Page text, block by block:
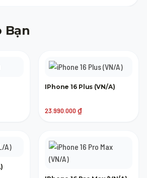
Bạn
IPhone 16 Plus (VN/A)
23.990.000 ₫